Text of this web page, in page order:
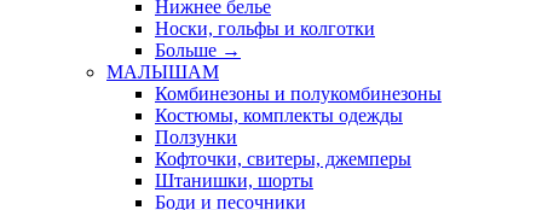
Нижнее белье
Носки, гольфы и колготки
Больше →
МАЛЫШАМ
Комбинезоны и полукомбинезоны
Костюмы, комплекты одежды
Ползунки
Кофточки, свитеры, джемперы
Штанишки, шорты
Боди и песочники